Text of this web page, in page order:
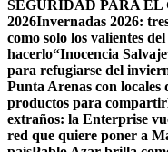
SEGURIDAD PARA
2026Invernadas 2026:
como solo los valientes
hacerlo“Inocencia
para refugiarse del
Punta Arenas con locales
productos para compartir
extraños: la Enterprise
red que quiere poner a